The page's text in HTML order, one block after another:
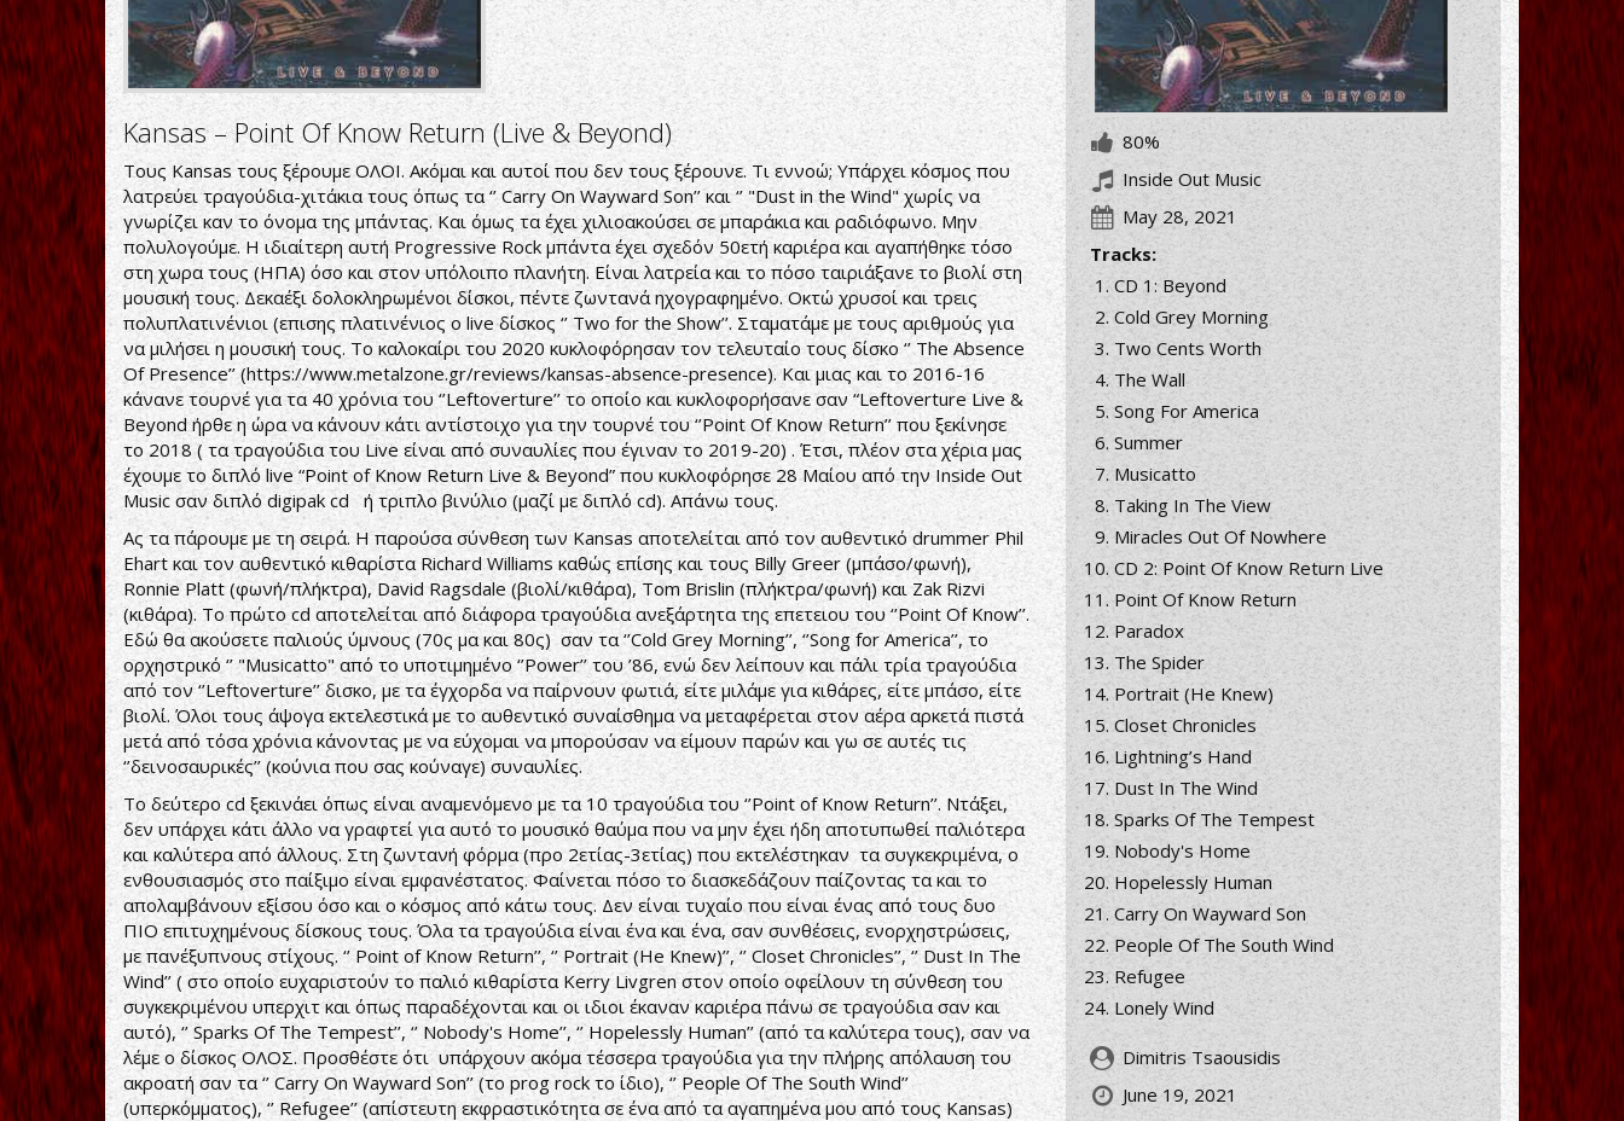
Kansas ‎– Point Of Know Return (Live & Beyond)
Τους Kansas τους ξέρουμε ΟΛΟΙ. Ακόμαι και αυτοί που δεν τους ξέρουνε. Τι εννοώ; Υπάρχει κόσμος που
λατρεύει τραγούδια-χιτάκια τους όπως τα ‘’ Carry On Wayward Son’’ και ‘’ "Dust in the Wind" χωρίς να
γνωρίζει καν το όνομα της μπάντας. Και όμως τα έχει χιλιοακούσει σε μπαράκια και ραδιόφωνο. Μην
πολυλογούμε. Η ιδιαίτερη αυτή Progressive Rock μπάντα έχει σχεδόν 50ετή καριέρα και αγαπήθηκε τόσο
στη χωρα τους (ΗΠΑ) όσο και στον υπόλοιπο πλανήτη. Είναι λατρεία και το πόσο ταιριάξανε το βιολί στη
μουσική τους. Δεκαέξι δολοκληρωμένοι δίσκοι, πέντε ζωντανά ηχογραφημένο. Οκτώ χρυσοί και τρεις
πολυπλατινένιοι (επισης πλατινένιος ο live δίσκος ‘’ Two for the Show’’. Σταματάμε με τους αριθμούς για
να μιλήσει η μουσική τους. Το καλοκαίρι του 2020 κυκλοφόρησαν τον τελευταίο τους δίσκο ‘’ The Absence
Of Presence’’ (https://www.metalzone.gr/reviews/kansas-absence-presence). Και μιας και το 2016-16
κάνανε τουρνέ για τα 40 χρόνια του ‘’Leftoverture’’ το οποίο και κυκλοφορήσανε σαν “Leftoverture Live &
Beyond ήρθε η ώρα να κάνουν κάτι αντίστοιχο για την τουρνέ του ‘’Point Of Know Return’’ που ξεκίνησε
το 2018 ( τα τραγούδια του Live είναι από συναυλίες που έγιναν το 2019-20) . Έτσι, πλέον στα χέρια μας
έχουμε το διπλό live “Point of Know Return Live & Beyond” που κυκλοφόρησε 28 Μαίου από την Inside Out
Music σαν διπλό digipak cd ή τριπλο βινύλιο (μαζί με διπλό cd). Απάνω τους.
Ας τα πάρουμε με τη σειρά. Η παρούσα σύνθεση των Kansas αποτελείται από τον αυθεντικό drummer Phil
Ehart και τον αυθεντικό κιθαρίστα Richard Williams καθώς επίσης και τους Billy Greer (μπάσο/φωνή),
Ronnie Platt (φωνή/πλήκτρα), David Ragsdale (βιολί/κιθάρα), Tom Brislin (πλήκτρα/φωνή) και Zak Rizvi
(κιθάρα). Το πρώτο cd αποτελείται από διάφορα τραγούδια ανεξάρτητα της επετειου του ‘’Point Of Know’’.
Εδώ θα ακούσετε παλιούς ύμνους (70ς μα και 80ς) σαν τα ‘’Cold Grey Morning’’, ‘’Song for America’’, το
ορχηστρικό ‘’ "Musicatto" από το υποτιμημένο ‘’Power’’ του ’86, ενώ δεν λείπουν και πάλι τρία τραγούδια
από τον ‘’Leftoverture’’ δισκο, με τα έγχορδα να παίρνουν φωτιά, είτε μιλάμε για κιθάρες, είτε μπάσο, είτε
βιολί. Όλοι τους άψογα εκτελεστικά με το αυθεντικό συναίσθημα να μεταφέρεται στον αέρα αρκετά πιστά
μετά από τόσα χρόνια κάνοντας με να εύχομαι να μπορούσαν να είμουν παρών και γω σε αυτές τις
‘’δεινοσαυρικές’’ (κούνια που σας κούναγε) συναυλίες.
Το δεύτερο cd ξεκινάει όπως είναι αναμενόμενο με τα 10 τραγούδια του ‘’Point of Know Return’’. Ντάξει,
δεν υπάρχει κάτι άλλο να γραφτεί για αυτό το μουσικό θαύμα που να μην έχει ήδη αποτυπωθεί παλιότερα
και καλύτερα από άλλους. Στη ζωντανή φόρμα (προ 2ετίας-3ετίας) που εκτελέστηκαν τα συγκεκριμένα, ο
ενθουσιασμός στο παίξιμο είναι εμφανέστατος. Φαίνεται πόσο το διασκεδάζουν παίζοντας τα και το
απολαμβάνουν εξίσου όσο και ο κόσμος από κάτω τους. Δεν είναι τυχαίο που είναι ένας από τους δυο
ΠΙΟ επιτυχημένους δίσκους τους. Όλα τα τραγούδια είναι ένα και ένα, σαν συνθέσεις, ενορχηστρώσεις,
με πανέξυπνους στίχους. ‘’ Point of Know Return’’, ‘’ Portrait (He Knew)’’, ‘’ Closet Chronicles’’, ‘’ Dust In The
Wind’’ ( στο οποίο ευχαριστούν το παλιό κιθαρίστα Kerry Livgren στον οποίο οφείλουν τη σύνθεση του
συγκεκριμένου υπερχιτ και όπως παραδέχονται και οι ιδιοι έκαναν καριέρα πάνω σε τραγούδια σαν και
αυτό), ‘’ Sparks Of The Tempest’’, ‘’ Nobody's Home’’, ‘’ Hopelessly Human’’ (από τα καλύτερα τους), σαν να
λέμε ο δίσκος ΟΛΟΣ. Προσθέστε ότι υπάρχουν ακόμα τέσσερα τραγούδια για την πλήρης απόλαυση του
ακροατή σαν τα ‘’ Carry On Wayward Son’’ (το prog rock το ίδιο), ‘’ People Of The South Wind’’
(υπερκόμματος), ‘’ Refugee’’ (απίστευτη εκφραστικότητα σε ένα από τα αγαπημένα μου από τους Kansas)
80%
Inside Out Music
May 28, 2021
Tracks:
CD 1: Beyond
Cold Grey Morning
Two Cents Worth
The Wall
Song For America
Summer
Musicatto
Taking In The View
Miracles Out Of Nowhere
CD 2: Point Of Know Return Live
Point Of Know Return
Paradox
The Spider
Portrait (He Knew)
Closet Chronicles
Lightning’s Hand
Dust In The Wind
Sparks Of The Tempest
Nobody's Home
Hopelessly Human
Carry On Wayward Son
People Of The South Wind
Refugee
Lonely Wind
Dimitris Tsaousidis
June 19, 2021